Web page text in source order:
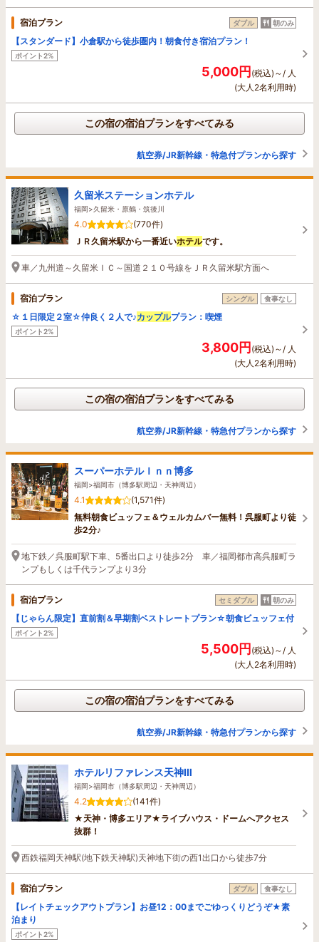
宿泊プラン ダブル 朝のみ
【スタンダード】小倉駅から徒歩圏内！朝食付き宿泊プラン！
ポイント2%
5,000円(税込)～/ 人
(大人2名利用時)
この宿の宿泊プランをすべてみる
航空券/JR新幹線・特急付プランから探す
久留米ステーションホテル
福岡>久留米・原鶴・筑後川
4.0
(770件)
ＪＲ久留米駅から一番近いホテルです。
車／九州道～久留米ＩＣ～国道２１０号線をＪＲ久留米駅方面へ
宿泊プラン シングル 食事なし
☆１日限定２室☆仲良く２人で♪カップルプラン：喫煙
ポイント2%
3,800円(税込)～/ 人
(大人2名利用時)
この宿の宿泊プランをすべてみる
航空券/JR新幹線・特急付プランから探す
スーパーホテルＩｎｎ博多
福岡>福岡市（博多駅周辺・天神周辺）
4.1
(1,571件)
無料朝食ビュッフェ＆ウェルカムバー無料！呉服町より徒
歩2分♪
地下鉄／呉服町駅下車、5番出口より徒歩2分 車／福岡都市高呉服町ラ
ンプもしくは千代ランプより3分
宿泊プラン セミダブル 朝のみ
【じゃらん限定】直前割＆早期割ベストレートプラン☆朝食ビュッフェ付
ポイント2%
5,500円(税込)～/ 人
(大人2名利用時)
この宿の宿泊プランをすべてみる
航空券/JR新幹線・特急付プランから探す
ホテルリファレンス天神Ⅲ
福岡>福岡市（博多駅周辺・天神周辺）
4.2
(141件)
★天神・博多エリア★ライブハウス・ドームへアクセス
抜群！
西鉄福岡天神駅(地下鉄天神駅)天神地下街の西1出口から徒歩7分
宿泊プラン ダブル 食事なし
【レイトチェックアウトプラン】お昼12：00までごゆっくりどうぞ★素
泊まり
ポイント2%